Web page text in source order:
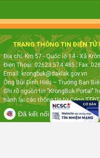
TRANG THÔNG TIN ĐIỆN TỬ
Địa chỉ: Km 57 - Quốc lộ 14 - Xã
Điện Thoại: 02623.574.485; Fax:
Email: krongbuk@daklak.gov.vn
Ông Bùi Đình Hiếu – Trưởng Ban
Ghi rõ nguồn tin "KrongBuk Portal"
hành lại các thông tin từ Cổng
Thực hiện
Đã kết nối EMC